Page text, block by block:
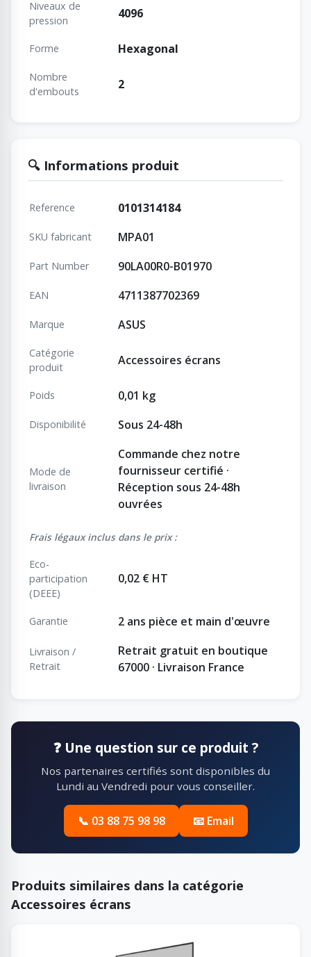
Niveaux de
pression
4096
Forme Hexagonal
Nombre
d'embouts
2
🔍 Informations produit
Reference 0101314184
SKU fabricant MPA01
Part Number 90LA00R0-B01970
EAN 4711387702369
Marque ASUS
Catégorie
produit
Accessoires écrans
Poids 0,01 kg
Disponibilité Sous 24-48h
Mode de
livraison
Commande chez notre
fournisseur certifié ·
Réception sous 24-48h
ouvrées
Frais légaux inclus dans le prix :
Eco-
participation
(DEEE)
0,02 € HT
Garantie 2 ans pièce et main d'œuvre
Livraison /
Retrait
Retrait gratuit en boutique
67000 · Livraison France
❓ Une question sur ce produit ?
Nos partenaires certifiés sont disponibles du
Lundi au Vendredi pour vous conseiller.
📞 03 88 75 98 98 📧 Email
Produits similaires dans la catégorie
Accessoires écrans